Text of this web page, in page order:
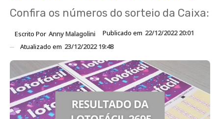
Confira os números do sorteio da Caixa:
Escrito Por Anny Malagolini Publicado em 22/12/2022 20:01
Atualizado em 23/12/2022 19:48